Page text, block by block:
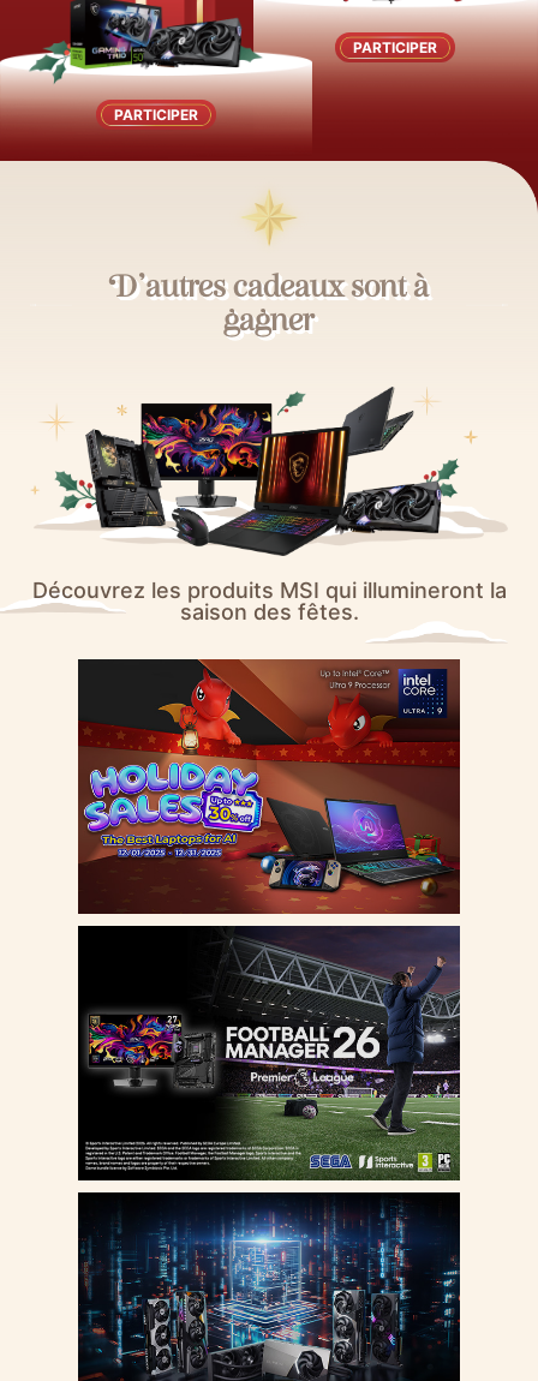
PARTICIPER
PARTICIPER
D'autres cadeaux sont à
gagner
Découvrez les produits MSI qui illumineront la
saison des fêtes.